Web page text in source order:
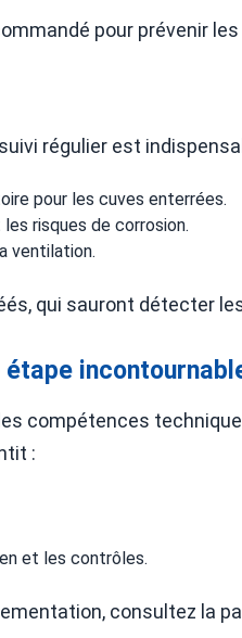
pour prévenir
régulier est
pour les cuves enterrées.
risques de corrosion.
ventilation.
qui sauront détecter
compétences
:
et les contrôles.
consultez la